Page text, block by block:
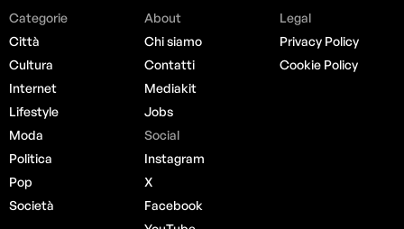
Categorie
Città
Cultura
Internet
Lifestyle
Moda
Politica
Pop
Società
About
Chi siamo
Contatti
Mediakit
Jobs
Social
Instagram
X
Facebook
Legal
Privacy Policy
Cookie Policy